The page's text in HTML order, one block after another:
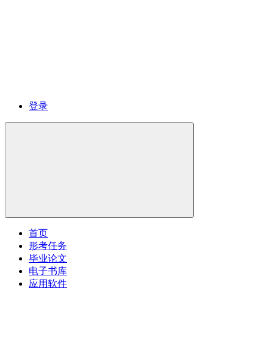
登录
首页
形考任务
毕业论文
电子书库
应用软件